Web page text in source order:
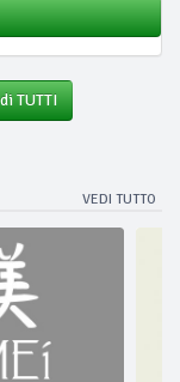
TUTTI
VEDI TUTTO